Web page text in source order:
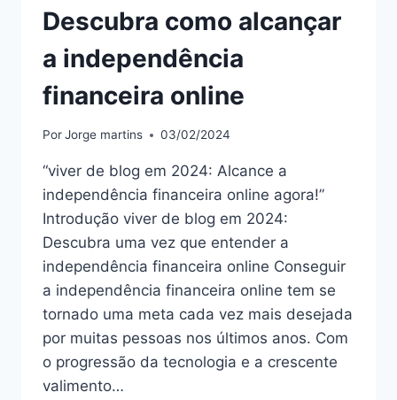
Descubra como alcançar
a independência
financeira online
PorJorge martins 03/02/2024
“viver de blog em 2024: Alcance a
independência financeira online agora!”
Introdução viver de blog em 2024:
Descubra uma vez que entender a
independência financeira online Conseguir
a independência financeira online tem se
tornado uma meta cada vez mais desejada
por muitas pessoas nos últimos anos. Com
o progressão da tecnologia e a crescente
valimento…